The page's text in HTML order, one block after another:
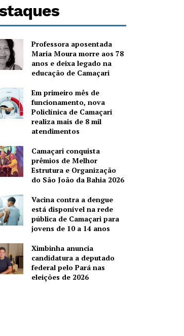
Professora aposentada
Maria Moura morre aos 78
anos e deixa legado na
educação de Camaçari
Em primeiro mês de
funcionamento, nova
Policlínica de Camaçari
realiza mais de 8 mil
atendimentos
Camaçari conquista
prêmios de Melhor
Estrutura e Organização
do São João da Bahia 2026
Vacina contra a dengue
está disponível na rede
pública de Camaçari para
jovens de 10 a 14 anos
Ximbinha anuncia
candidatura a deputado
federal pelo Pará nas
eleições de 2026